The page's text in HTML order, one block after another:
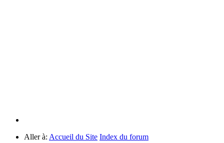
Aller à: Accueil du Site Index du forum